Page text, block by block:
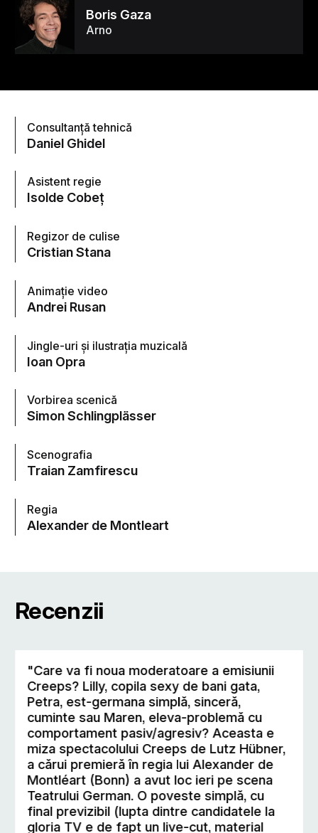
Boris Gaza
Arno
Consultanţă tehnică
Daniel Ghidel
Asistent regie
Isolde Cobeţ
Regizor de culise
Cristian Stana
Animaţie video
Andrei Rusan
Jingle-uri şi ilustraţia muzicală
Ioan Opra
Vorbirea scenică
Simon Schlingplässer
Scenografia
Traian Zamfirescu
Regia
Alexander de Montleart
Recenzii
"Care va fi noua moderatoare a emisiunii
Creeps? Lilly, copila sexy de bani gata,
Petra, est-germana simplă, sinceră,
cuminte sau Maren, eleva-problemă cu
comportament pasiv/agresiv? Aceasta e
miza spectacolului Creeps de Lutz Hübner,
a cărui premieră în regia lui Alexander de
Montléart (Bonn) a avut loc ieri pe scena
Teatrului German. O poveste simplă, cu
final previzibil (lupta dintre candidatele la
gloria TV e de fapt un live-cut, material